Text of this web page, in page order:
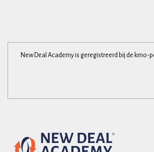
New Deal Academy is geregistreerd bij de